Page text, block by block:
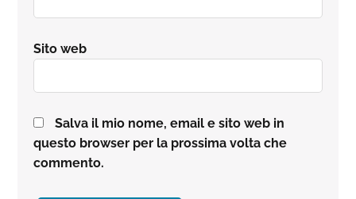
Sito web
Salva il mio nome, email e sito web in
questo browser per la prossima volta che
commento.